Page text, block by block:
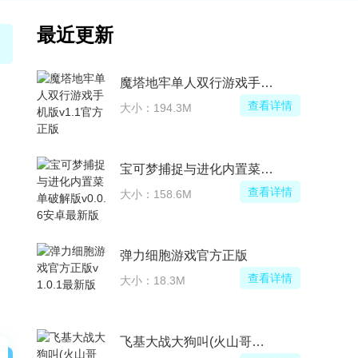
最近更新
魔塔地牢单人双行游戏手机版
大小：194.3M 查看详情
宝可梦捕捉与进化内置菜单破解版
大小：158.6M 查看详情
弹力细胞游戏官方正版
大小：18.3M 查看详情
飞基大战大狗叫(火山哥哥自制)